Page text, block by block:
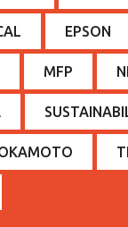
EPSON
MFP